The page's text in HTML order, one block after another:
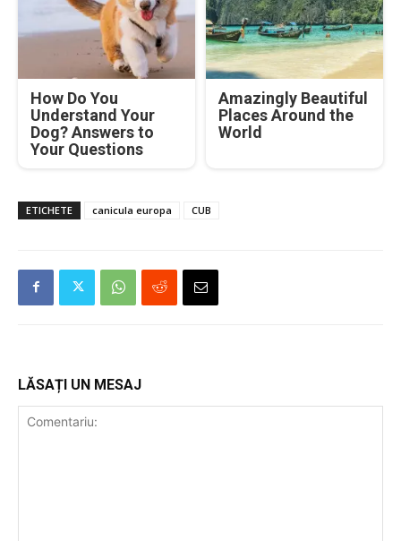
How Do You
Understand Your
Dog? Answers to
Your Questions
Amazingly Beautiful
Places Around the
World
ETICHETE canicula europa CUB
LĂSAȚI UN MESAJ